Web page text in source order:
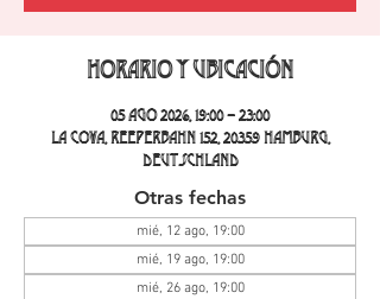
Horario y ubicación
05 ago 2026, 19:00 – 23:00
La Cova, Reeperbahn 152, 20359 Hamburg,
Deutschland
Otras fechas
mié, 12 ago, 19:00
mié, 19 ago, 19:00
mié, 26 ago, 19:00